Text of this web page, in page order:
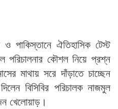
ও পাকিস্তানে ঐতিহাসিক টেস্ট
পরিচালনার কৌশল নিয়ে প্রশ্ন
মাথায় সরে দাঁড়াতে চাচ্ছেন
বিসিবির পরিচালক নাজমুল
খেলোয়াড়।